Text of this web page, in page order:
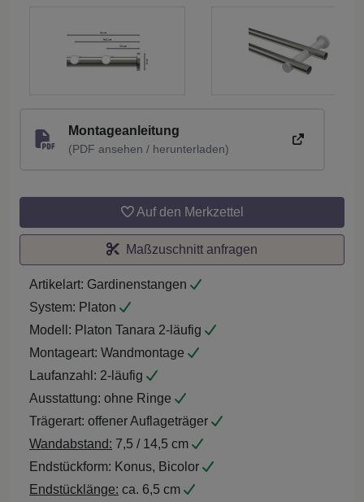
Montageanleitung
(PDF ansehen / herunterladen)
Auf den Merkzettel
Maßzuschnitt anfragen
Artikelart: Gardinenstangen
System: Platon
Modell: Platon Tanara 2-läufig
Montageart: Wandmontage
Laufanzahl: 2-läufig
Ausstattung: ohne Ringe
Trägerart: offener Auflageträger
Wandabstand: 7,5 / 14,5 cm
Endstückform: Konus, Bicolor
Endstücklänge: ca. 6,5 cm